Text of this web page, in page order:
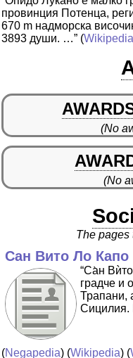
провинция Потенца,
670 m надморска
3893 души. …” (Wikipedia
(No
(No
The pages
Сан Вито Ло Капо
“Са̀н
градче и
Трапани,
Сицилия.
(Negapedia) (Wikipedia) (